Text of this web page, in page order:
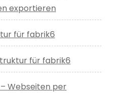
exportieren
für fabrik6
für fabrik6
Webseiten per